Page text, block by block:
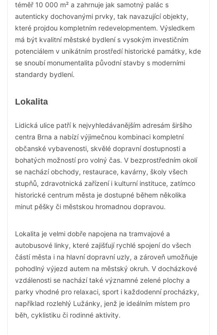
téměř 10 000 m² a zahrnuje jak samotný palác s
autenticky dochovanými prvky, tak navazující objekty,
které projdou kompletním redevelopmentem. Výsledkem
má být kvalitní městské bydlení s vysokým investičním
potenciálem v unikátním prostředí historické památky, kde
se snoubí monumentalita původní stavby s moderními
standardy bydlení.
Lokalita
Lidická ulice patří k nejvyhledávanějším adresám širšího
centra Brna a nabízí výjimečnou kombinaci kompletní
občanské vybavenosti, skvělé dopravní dostupnosti a
bohatých možností pro volný čas. V bezprostředním okolí
se nachází obchody, restaurace, kavárny, školy všech
stupňů, zdravotnická zařízení i kulturní instituce, zatímco
historické centrum města je dostupné během několika
minut pěšky či městskou hromadnou dopravou.
Lokalita je velmi dobře napojena na tramvajové a
autobusové linky, které zajišťují rychlé spojení do všech
částí města i na hlavní dopravní uzly, a zároveň umožňuje
pohodlný výjezd autem na městský okruh. V docházkové
vzdálenosti se nachází také významné zelené plochy a
parky vhodné pro relaxaci, sport i každodenní procházky,
například rozlehlý Lužánky, jenž je ideálním místem pro
běh, cyklistiku či rodinné aktivity.